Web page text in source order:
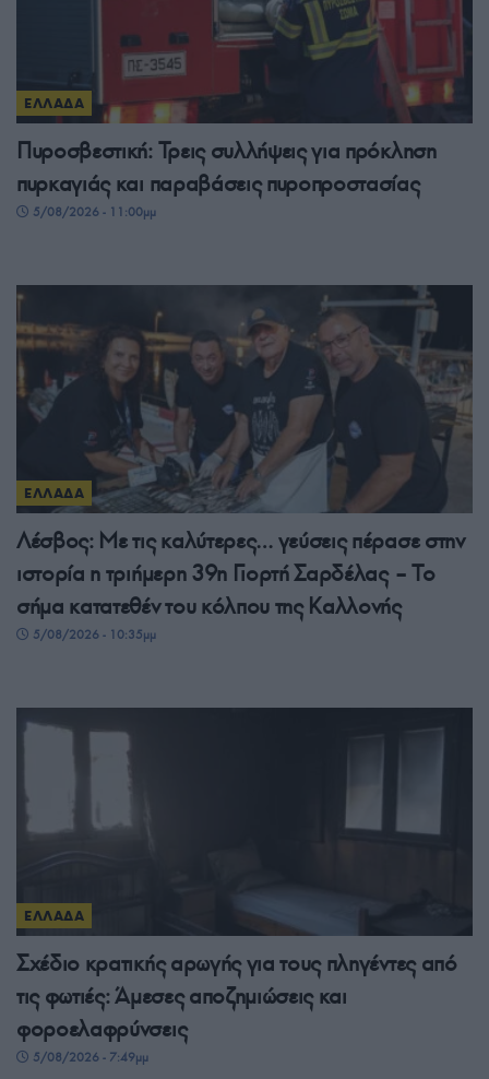
ΕΛΛΑΔΑ
Πυροσβεστική: Τρεις συλλήψεις για πρόκληση
πυρκαγιάς και παραβάσεις πυροπροστασίας
5/08/2026 - 11:00μμ
ΕΛΛΑΔΑ
Λέσβος: Με τις καλύτερες… γεύσεις πέρασε στην
ιστορία η τριήμερη 39η Γιορτή Σαρδέλας – Το
σήμα κατατεθέν του κόλπου της Καλλονής
5/08/2026 - 10:35μμ
ΕΛΛΑΔΑ
Σχέδιο κρατικής αρωγής για τους πληγέντες από
τις φωτιές: Άμεσες αποζημιώσεις και
φοροελαφρύνσεις
5/08/2026 - 7:49μμ